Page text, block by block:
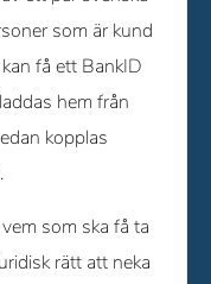
som är kund
få ett BankID
hem från
kopplas
som ska få ta
rätt att neka